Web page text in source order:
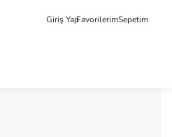
Giriş YapFavorilerimSepetim